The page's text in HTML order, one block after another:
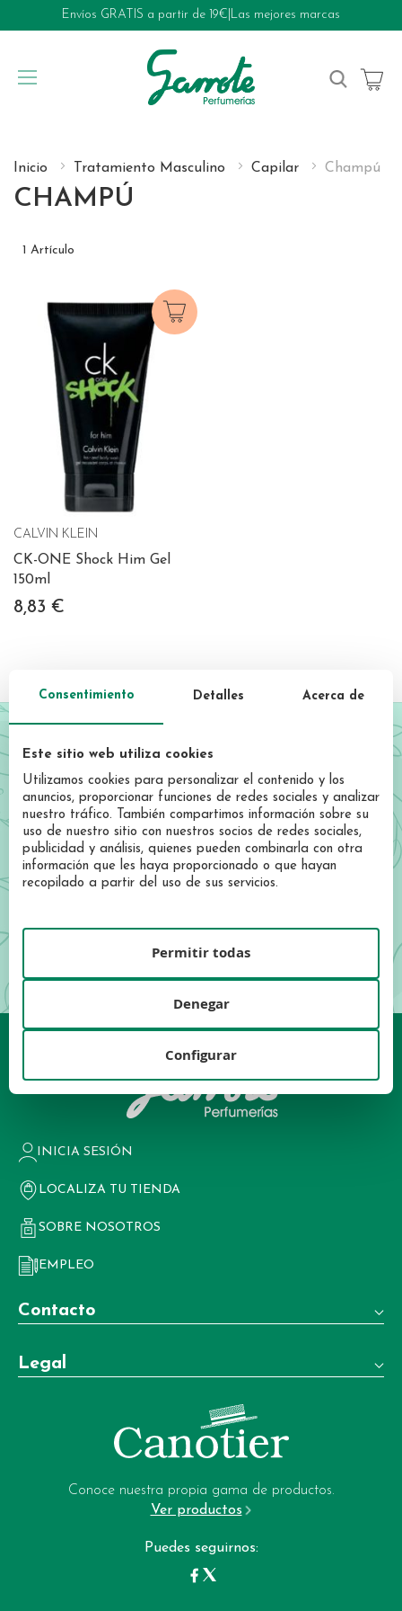
Envíos GRATIS a partir de 19€ Las mejores marcas
My Cart
Inicio Tratamiento Masculino Capilar Champú
CHAMPÚ
1 Artículo
CALVIN KLEIN
CK-ONE Shock Him Gel
150ml
8,83 €
Consentimiento Detalles Acerca de
Este sitio web utiliza cookies
Utilizamos cookies para personalizar el contenido y los
anuncios, proporcionar funciones de redes sociales y analizar
nuestro tráfico. También compartimos información sobre su
uso de nuestro sitio con nuestros socios de redes sociales,
publicidad y análisis, quienes pueden combinarla con otra
información que les haya proporcionado o que hayan
recopilado a partir del uso de sus servicios.
Configurar
Denegar
Permitir todas
¡Forma parte de Garrote!
Regístrate y sé el primero en descubrir nuestras novedades,
ofertas exclusivas y descuentos especiales.
Sign
for
REGISTRATE AHORA
INICIA SESIÓN
LOCALIZA TU TIENDA
SOBRE NOSOTROS
EMPLEO
Contacto
Teléfono:
+34 981 22 97 83
+34 604 02 37 06
garrote-web@perfumeriagarrote.es
Legal
Términos y condiciones de venta
Política de privacidad
Conoce nuestra propia gama de productos.
Ver productos
Puedes seguirnos: